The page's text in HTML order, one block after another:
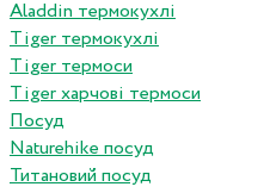
Aladdin термокухлі
Tiger термокухлі
Tiger термоси
Tiger харчові термоси
Посуд
Naturehike посуд
Титановий посуд